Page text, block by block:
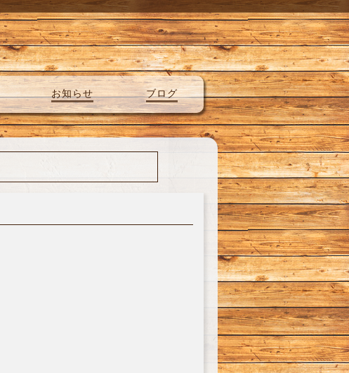
お知らせ ブログ